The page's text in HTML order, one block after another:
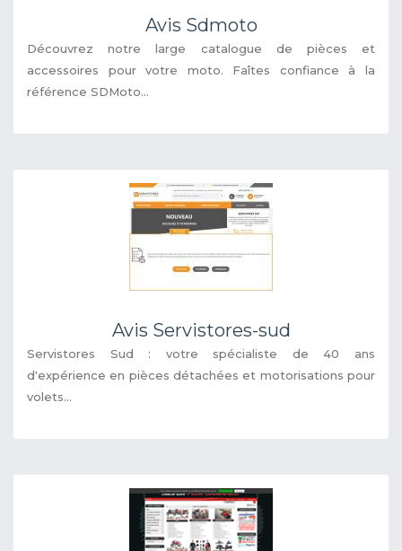
Avis Sdmoto
Découvrez notre large catalogue de pièces et
accessoires pour votre moto. Faîtes confiance à la
référence SDMoto...
Avis Servistores-sud
Servistores Sud : votre spécialiste de 40 ans
d'expérience en pièces détachées et motorisations pour
volets...